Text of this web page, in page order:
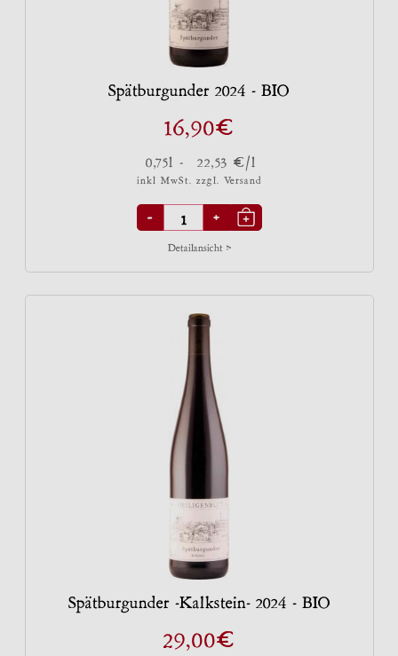
Spätburgunder 2024 - BIO
16,90€
0,75l - 22,53 €/l
inkl MwSt. zzgl. Versand
- +
Detailansicht >
Spätburgunder -Kalkstein- 2024 - BIO
29,00€